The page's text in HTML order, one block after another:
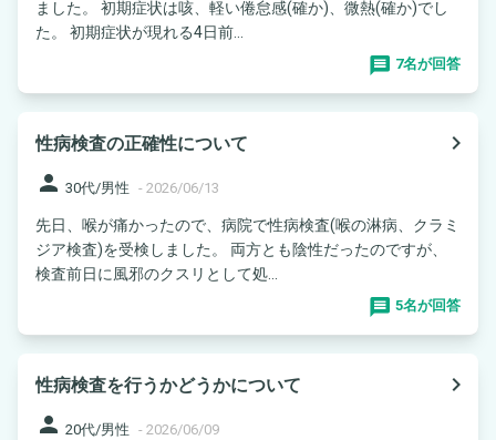
ました。 初期症状は咳、軽い倦怠感(確か)、微熱(確か)でし
た。 初期症状が現れる4日前...
7名が回答
性病検査の正確性について
navigate_next
person 30代/男性 - 2026/06/13
先日、喉が痛かったので、病院で性病検査(喉の淋病、クラミ
ジア検査)を受検しました。 両方とも陰性だったのですが、
検査前日に風邪のクスリとして処...
5名が回答
性病検査を行うかどうかについて
navigate_next
person 20代/男性 - 2026/06/09